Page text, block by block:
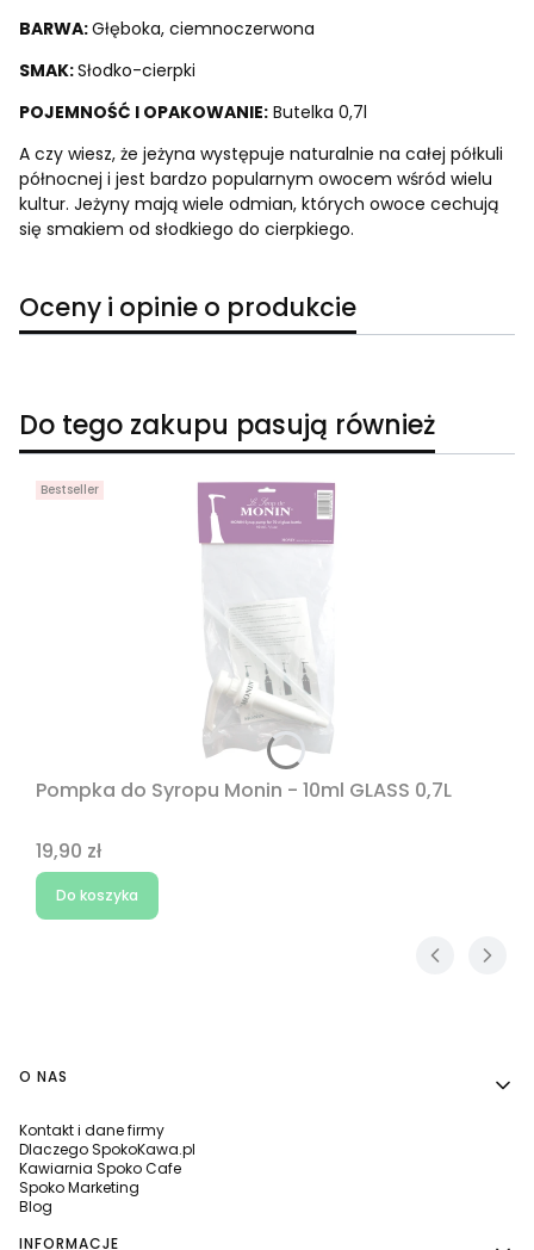
BARWA:Głęboka, ciemnoczerwona
SMAK:Słodko-cierpki
POJEMNOŚĆ I OPAKOWANIE: Butelka 0,7l
A czy wiesz, że jeżyna występuje naturalnie na całej półkuli
północnej i jest bardzo popularnym owocem wśród wielu
kultur. Jeżyny mają wiele odmian, których owoce cechują
się smakiem od słodkiego do cierpkiego.
Oceny i opinie o produkcie
Do tego zakupu pasują również
Bestseller
Pompka do Syropu Monin - 10ml GLASS 0,7L
Cena
19,90 zł
Do koszyka
Linki w stopce
O NAS
Kontakt i dane firmy
Dlaczego SpokoKawa.pl
Kawiarnia Spoko Cafe
Spoko Marketing
Blog
INFORMACJE